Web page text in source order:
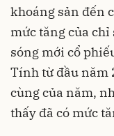
khoáng sản đến
mức tăng của
sóng mới cổ
Tính từ đầu năm
cùng của năm,
thấy đã có mức